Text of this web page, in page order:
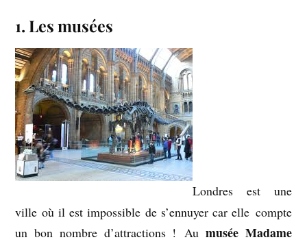
1. Les musées
Londres est une
ville où il est impossible de s’ennuyer car elle compte
un bon nombre d’attractions ! Au musée Madame